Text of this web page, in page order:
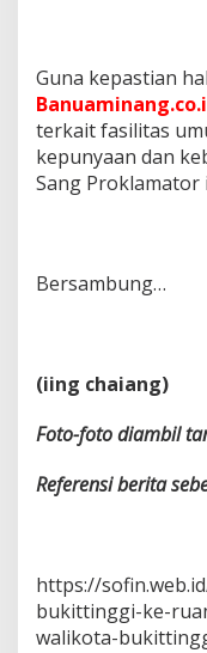
Guna kepastian
terkait fasilitas
kepunyaan dan
Sang Proklamator
Bersambung…
(iing chaiang)
Foto-foto diambil
Referensi berita
https://
bukittinggi-ke-
walikota-